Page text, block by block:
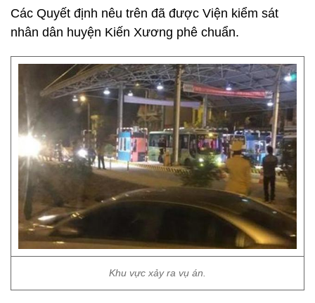
Các Quyết định nêu trên đã được Viện kiểm sát
nhân dân huyện Kiến Xương phê chuẩn.
Khu vực xảy ra vụ án.